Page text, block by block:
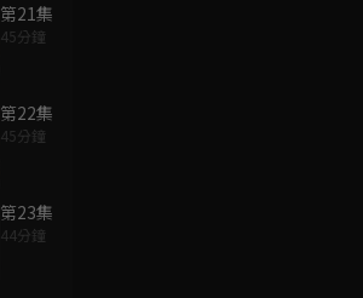
第21集
45分鐘
第22集
45分鐘
第23集
44分鐘